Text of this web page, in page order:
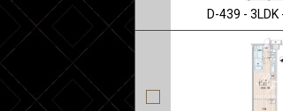
D-439 -